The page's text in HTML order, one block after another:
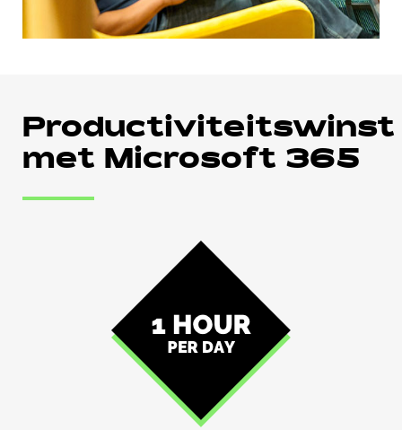
Productiviteitswinst
met Microsoft 365